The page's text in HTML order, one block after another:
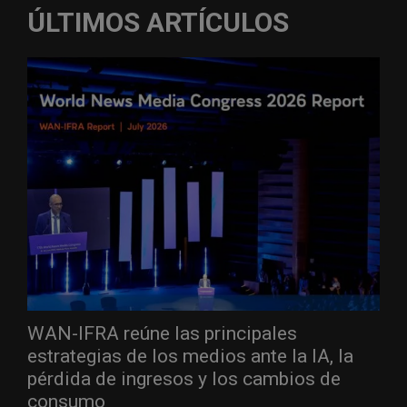
ÚLTIMOS ARTÍCULOS
WAN-IFRA reúne las principales
estrategias de los medios ante la IA, la
pérdida de ingresos y los cambios de
consumo